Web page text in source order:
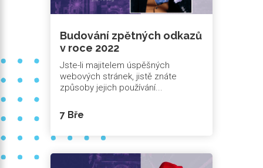
Budování zpětných odkazů
v roce 2022
Jste-li majitelem úspěšných
webových stránek, jistě znáte
způsoby jejich používání...
7 Bře